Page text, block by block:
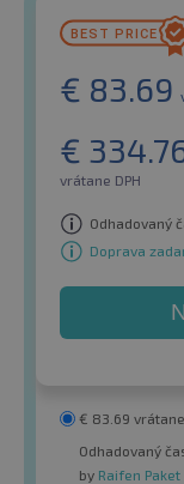
€ 83.69
€
vrátane DPH
Odhadovaný
Doprava
€ 83.69 vrátane
Odhadovaný
by Raifen Paket